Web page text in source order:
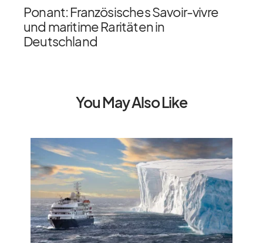
Ponant: Französisches Savoir-vivre
und maritime Raritäten in
Deutschland
You May Also Like